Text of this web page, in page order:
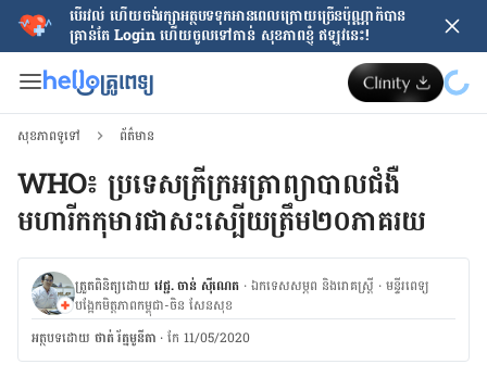
បើរវល់ ហើយចង់​រក្សាអត្ថបទទុកអានពេលក្រោយ​ច្រើនប៉ុណ្ណាក៏បាន
គ្រាន់តែ​ Login ហើយចូលទៅកាន់ សុខភាពខ្ញុំ ឥឡូវនេះ!
សុខភាពទូទៅ ព័ត៌មាន
WHO៖ ប្រទេសក្រីក្រអត្រាព្យាបាលជំងឺ
មហារីក​កុមារជាសះស្បើយត្រឹម​២០ភាគរយ
ត្រួតពិនិត្យដោយ វេជ្ជ. ចាន់ ស៊ីណេត ·ឯកទេសសម្ភព និងរោគស្ត្រី ·ម​ន្ទីរពេទ្យ
បង្អែកមិត្តភាពកម្ពុជា-ចិន សែនសុខ
អត្ថបទ​ដោយ ថាត់ រ័ត្នមូនីតា · កែ 11/05/2020